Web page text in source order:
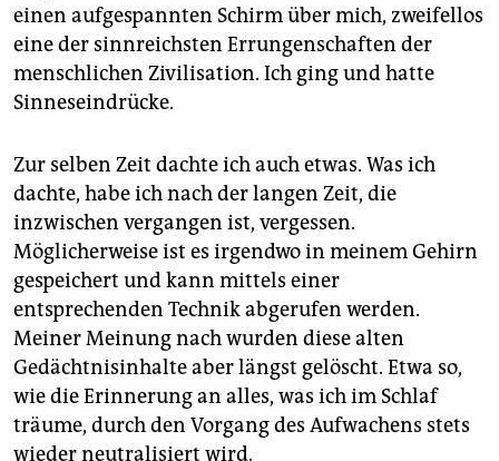
einen aufgespannten Schirm über mich, zweifellos
eine der sinnreichsten Errungenschaften der
menschlichen Zivilisation. Ich ging und hatte
Sinneseindrücke.
Zur selben Zeit dachte ich auch etwas. Was ich
dachte, habe ich nach der langen Zeit, die
inzwischen vergangen ist, vergessen.
Möglicherweise ist es irgendwo in meinem Gehirn
gespeichert und kann mittels einer
entsprechenden Technik abgerufen werden.
Meiner Meinung nach wurden diese alten
Gedächtnisinhalte aber längst gelöscht. Etwa so,
wie die Erinnerung an alles, was ich im Schlaf
träume, durch den Vorgang des Aufwachens stets
wieder neutralisiert wird.